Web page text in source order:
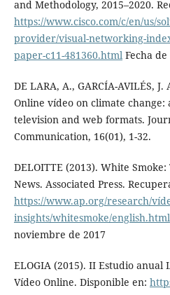
and Methodology, 2015–2020.
https://www.cisco.com/c/en/us/
provider/visual-networking-
paper-c11-481360.htmlFecha de
DE LARA, A., GARCÍA-AVILÉS, J.
Online vídeo on climate
television and web formats.
Communication, 16(01), 1-32.
DELOITTE (2013). White
News. Associated Press.
https://www.ap.org/research/
insights/whitesmoke/english.html
noviembre de 2017
ELOGIA (2015). II Estudio anual
Vídeo Online. Disponible en: